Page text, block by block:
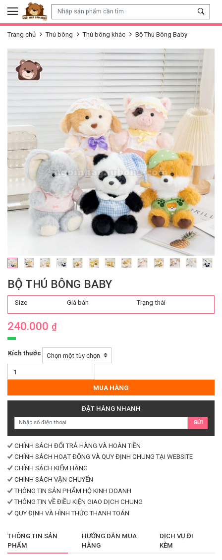
Skip to content
Trang chủ Thú bông Thú bông khác Bộ Thú Bông Baby
BỘ THÚ BÔNG BABY
Size Giá bán Trạng thái
240.000 ₫
Kích thước
Baby
MUA HÀNG
ĐẶT HÀNG NHANH
GỬI
CHÍNH SÁCH ĐỔI TRẢ HÀNG VÀ HOÀN TIỀN
CHÍNH SÁCH HOẠT ĐỘNG VÀ QUY ĐỊNH CHUNG TẠI WEBSITE
CHÍNH SÁCH KIỂM HÀNG
CHÍNH SÁCH VẬN CHUYỂN
THÔNG TIN SẢN PHẨM HỘ KINH DOANH
THÔNG TIN VỀ ĐIỀU KIỆN GIAO DỊCH CHUNG
QUY ĐỊNH VÀ HÌNH THỨC THANH TOÁN
THÔNG TIN SẢN
PHẨM
HƯỚNG DẪN MUA
HÀNG
DỊCH VỤ ĐI
KÈM